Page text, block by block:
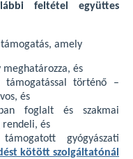
feltétel együttes
amely
és
történő –
és
foglalt és szakmai
rendeli, és
gyógyászati
kötött szolgáltatónál